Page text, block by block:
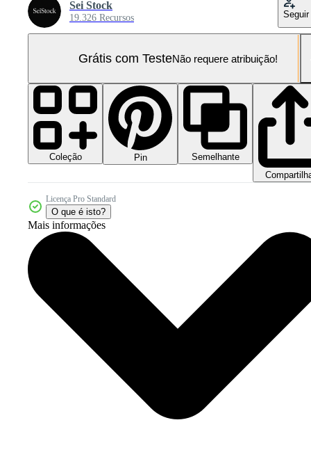
Sei Stock
19.326 Recursos Seguir
Grátis com TesteNão requere atribuição!
Coleção Pin
Semelhante
Licença Pro Standard
O que é isto?
Mais informações